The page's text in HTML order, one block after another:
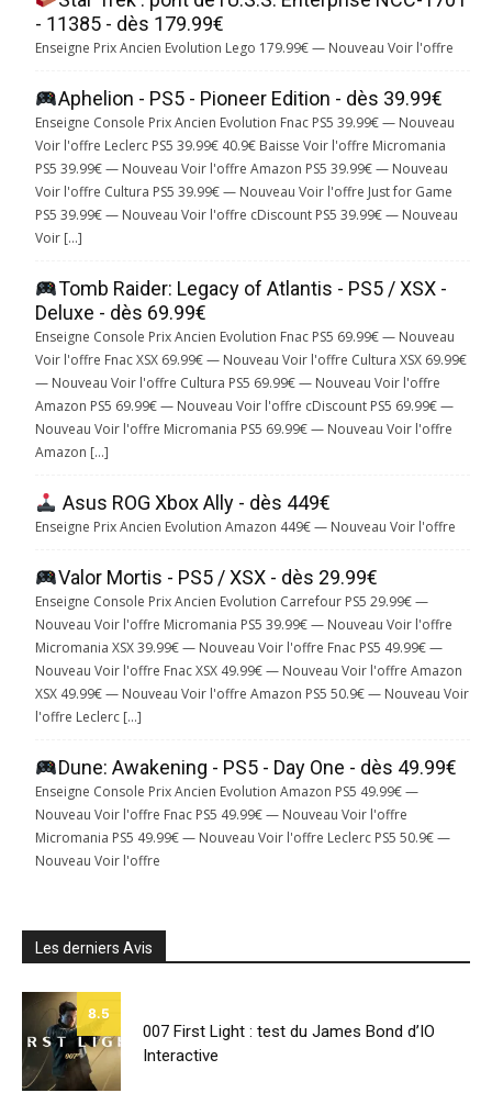
- 11385 - dès 179.99€
Enseigne Prix Ancien Evolution Lego 179.99€ — Nouveau Voir l'offre
Aphelion - PS5 - Pioneer Edition - dès 39.99€
Enseigne Console Prix Ancien Evolution Fnac PS5 39.99€ — Nouveau
Voir l'offre Leclerc PS5 39.99€ 40.9€ Baisse Voir l'offre Micromania
PS5 39.99€ — Nouveau Voir l'offre Amazon PS5 39.99€ — Nouveau
Voir l'offre Cultura PS5 39.99€ — Nouveau Voir l'offre Just for Game
PS5 39.99€ — Nouveau Voir l'offre cDiscount PS5 39.99€ — Nouveau
Voir […]
Tomb Raider: Legacy of Atlantis - PS5 / XSX -
Deluxe - dès 69.99€
Enseigne Console Prix Ancien Evolution Fnac PS5 69.99€ — Nouveau
Voir l'offre Fnac XSX 69.99€ — Nouveau Voir l'offre Cultura XSX 69.99€
— Nouveau Voir l'offre Cultura PS5 69.99€ — Nouveau Voir l'offre
Amazon PS5 69.99€ — Nouveau Voir l'offre cDiscount PS5 69.99€ —
Nouveau Voir l'offre Micromania PS5 69.99€ — Nouveau Voir l'offre
Amazon […]
Asus ROG Xbox Ally - dès 449€
Enseigne Prix Ancien Evolution Amazon 449€ — Nouveau Voir l'offre
Valor Mortis - PS5 / XSX - dès 29.99€
Enseigne Console Prix Ancien Evolution Carrefour PS5 29.99€ —
Nouveau Voir l'offre Micromania PS5 39.99€ — Nouveau Voir l'offre
Micromania XSX 39.99€ — Nouveau Voir l'offre Fnac PS5 49.99€ —
Nouveau Voir l'offre Fnac XSX 49.99€ — Nouveau Voir l'offre Amazon
XSX 49.99€ — Nouveau Voir l'offre Amazon PS5 50.9€ — Nouveau Voir
l'offre Leclerc […]
Dune: Awakening - PS5 - Day One - dès 49.99€
Enseigne Console Prix Ancien Evolution Amazon PS5 49.99€ —
Nouveau Voir l'offre Fnac PS5 49.99€ — Nouveau Voir l'offre
Micromania PS5 49.99€ — Nouveau Voir l'offre Leclerc PS5 50.9€ —
Nouveau Voir l'offre
Les derniers Avis
8.5
007 First Light : test du James Bond d’IO
Interactive